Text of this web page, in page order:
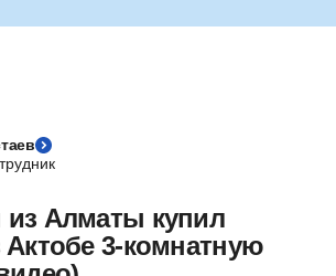
из Алматы купил
Актобе 3-комнатную